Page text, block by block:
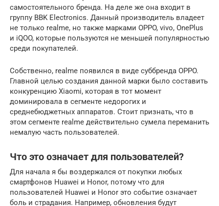
самостоятельного бренда. На деле же она входит в
группу BBK Electronics. Данный производитель владеет
не только realme, но также марками OPPO, vivo, OnePlus
и iQOO, которые пользуются не меньшей популярностью
среди покупателей.
Собственно, realme появился в виде суббренда OPPO.
Главной целью создания данной марки было составить
конкуренцию Xiaomi, которая в тот момент
доминировала в сегменте недорогих и
среднебюджетных аппаратов. Стоит признать, что в
этом сегменте realme действительно сумела переманить
немалую часть пользователей.
Что это означает для пользователей?
Для начала я бы воздержался от покупки любых
смартфонов Huawei и Honor, потому что для
пользователей Huawei и Honor это событие означает
боль и страдания. Например, обновления будут